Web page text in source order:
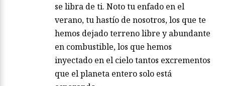
se libra de ti. Noto tu enfado en el
verano, tu hastío de nosotros, los que te
hemos dejado terreno libre y abundante
en combustible, los que hemos
inyectado en el cielo tantos excrementos
que el planeta entero solo está